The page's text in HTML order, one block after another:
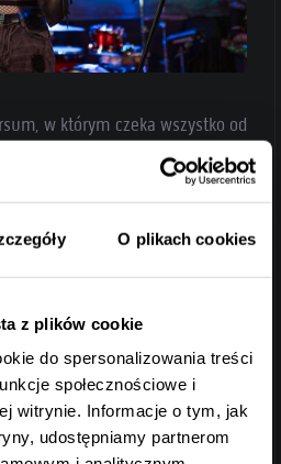
O plikach cookies
z plików cookie
do spersonalizowania treści
społecznościowe i
witrynie. Informacje o tym, jak
udostępniamy partnerom
w którym czeka wszystko od
na jesiennie występy
z popkulturą, jakiego
Widowiska artystki to spięcie
w rockowe show. Zobaczycie i